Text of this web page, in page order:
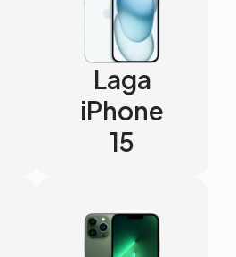
Laga
iPhone
15